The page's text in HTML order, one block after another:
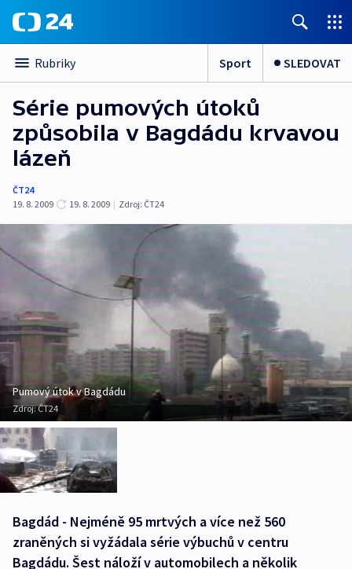
Rubriky Sport SLEDOVAT
Série pumových útoků
způsobila v Bagdádu krvavou
lázeň
ČT24
19. 8. 2009
19. 8. 2009 | Zdroj: ČT24
Pumový útok v Bagdádu
Zdroj:ČT24
Bagdád - Nejméně 95 mrtvých a více než 560
zraněných si vyžádala série výbuchů v centru
Bagdádu. Šest náloží v automobilech a několik